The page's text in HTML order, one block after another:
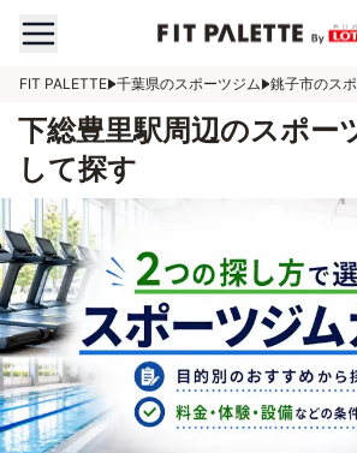
FIT PALETTE 千葉県のスポーツジム 銚子市のス
下総豊里駅周辺のスポー
して探す